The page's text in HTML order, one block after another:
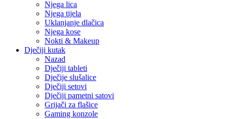
Njega lica
Njega tijela
Uklanjanje dlačica
Njega kose
Nokti & Makeup
Dječiji kutak
Nazad
Dječiji tableti
Dječije slušalice
Dječiji setovi
Dječiji pametni satovi
Grijači za flašice
Gaming konzole